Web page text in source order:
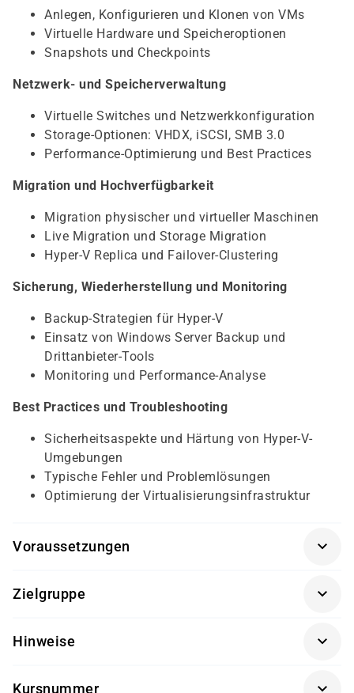
Anlegen, Konfigurieren und Klonen von VMs
Virtuelle Hardware und Speicheroptionen
Snapshots und Checkpoints
Netzwerk- und Speicherverwaltung
Virtuelle Switches und Netzwerkkonfiguration
Storage-Optionen: VHDX, iSCSI, SMB 3.0
Performance-Optimierung und Best Practices
Migration und Hochverfügbarkeit
Migration physischer und virtueller Maschinen
Live Migration und Storage Migration
Hyper-V Replica und Failover-Clustering
Sicherung, Wiederherstellung und Monitoring
Backup-Strategien für Hyper-V
Einsatz von Windows Server Backup und
Drittanbieter-Tools
Monitoring und Performance-Analyse
Best Practices und Troubleshooting
Sicherheitsaspekte und Härtung von Hyper-V-
Umgebungen
Typische Fehler und Problemlösungen
Optimierung der Virtualisierungsinfrastruktur
Voraussetzungen
Teilnehmer über folgende Vorkenntnisse verfügen:
2019/2022
Server-Umgebungen
Zielgruppe
Systemingenieure und technische Fachkräfte, die in
Hinweise
enthalten.
Kursnummer